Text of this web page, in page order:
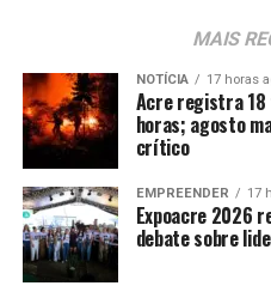
MAIS
NOTÍCIA 17 horas
Acre registra 18
horas; agosto
crítico
EMPREENDER 17
Expoacre 2026
debate sobre